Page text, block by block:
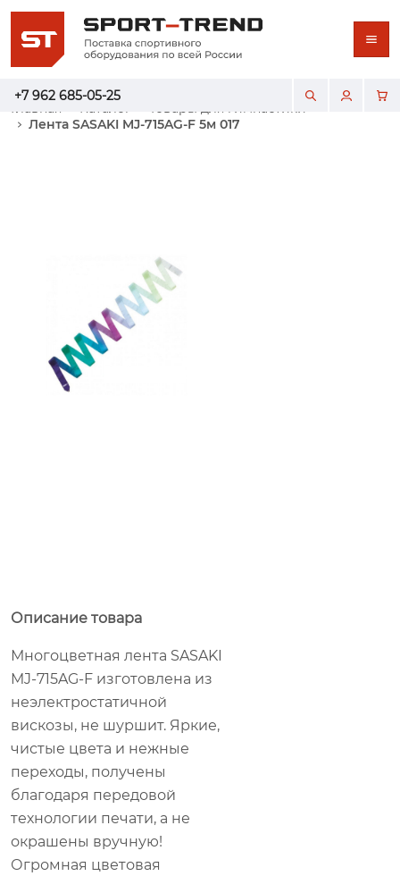
+7 962 685-05-25
Главная Каталог
Товары для гимнастики
Лента SASAKI MJ-715AG-F 5м 017
Описание товара
Многоцветная лента SASAKI
MJ-715AG-F изготовлена из
неэлектростатичной
вискозы, не шуршит. Яркие,
чистые цвета и нежные
переходы, получены
благодаря передовой
технологии печати, а не
окрашены вручную!
Огромная цветовая